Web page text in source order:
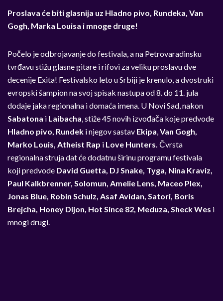
Proslava će biti glasnija uz Hladno pivo, Rundeka, Van
Gogh, Marka Louisa i mnoge druge!
Počelo je odbrojavanje do festivala, a na Petrovaradinsku
tvrđavu stižu glasne gitare i rifovi za veliku proslavu dve
decenije Exita! Festivalsko leto u Srbiji je krenulo, a dvostruki
evropski šampion na svoj spisak nastupa od 8. do 11. jula
dodaje jaka regionalna i domaća imena. U Novi Sad, nakon
Sabatona i Laibacha, stiže 45 novih izvođača koje predvode
Hladno pivo, Rundek i njegov sastav Ekipa,Van Gogh,
Marko Louis, Atheist Rap i Love Hunters. Čvrsta
regionalna struja dat će dodatnu širinu programu festivala
koji predvode David Guetta, DJ Snake, Tyga, Nina Kraviz,
Paul Kalkbrenner, Solomun, Amelie Lens, Maceo Plex,
Jonas Blue, Robin Schulz, Asaf Avidan, Satori, Boris
Brejcha, Honey Dijon, Hot Since 82, Meduza, Sheck Wes i
mnogi drugi.